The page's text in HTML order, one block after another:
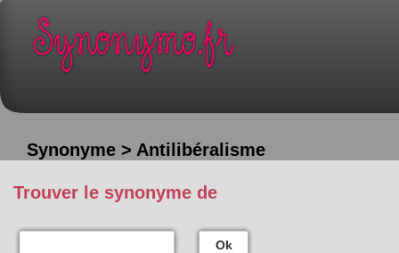
Synonyme > Antilibéralisme
Trouver le synonyme de
Ok